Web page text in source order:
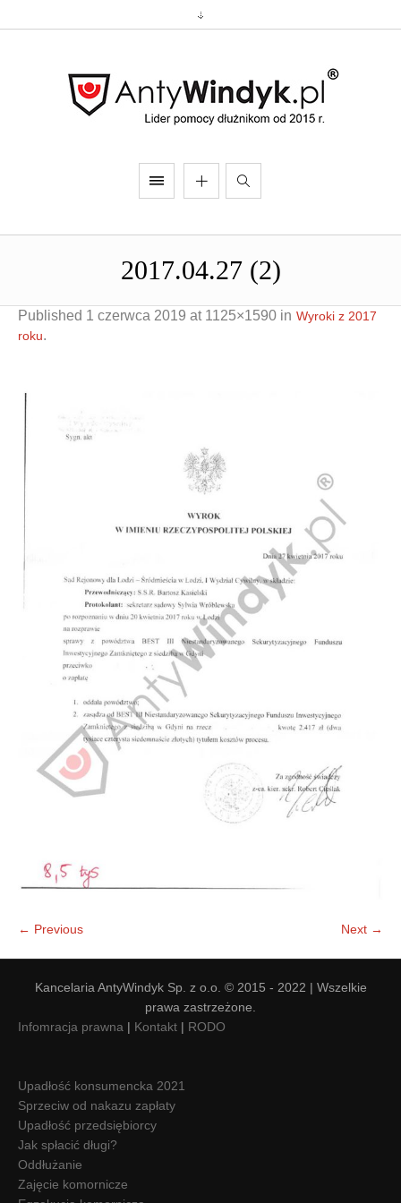
Negocjacje z wierzycielami
Doradztwo & konsulting
2017.04.27 (2)
Published 1 czerwca 2019 at 1125×1590 in Wyroki z 2017
roku.
← Previous Next →
Kancelaria AntyWindyk Sp. z o.o. © 2015 - 2022 | Wszelkie
prawa zastrzeżone.
Infomracja prawna | Kontakt | RODO
Upadłość konsumencka 2021
Sprzeciw od nakazu zapłaty
Upadłość przedsiębiorcy
Jak spłacić długi?
Oddłużanie
Zajęcie komornicze